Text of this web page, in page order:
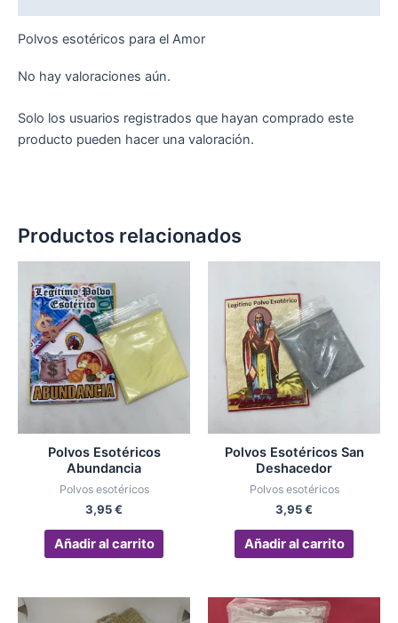
Polvos esotéricos para el Amor
No hay valoraciones aún.
Solo los usuarios registrados que hayan comprado este
producto pueden hacer una valoración.
Productos relacionados
Polvos Esotéricos
Abundancia
Polvos esotéricos
3,95€
Añadir al carrito
Polvos Esotéricos San
Deshacedor
Polvos esotéricos
3,95€
Añadir al carrito